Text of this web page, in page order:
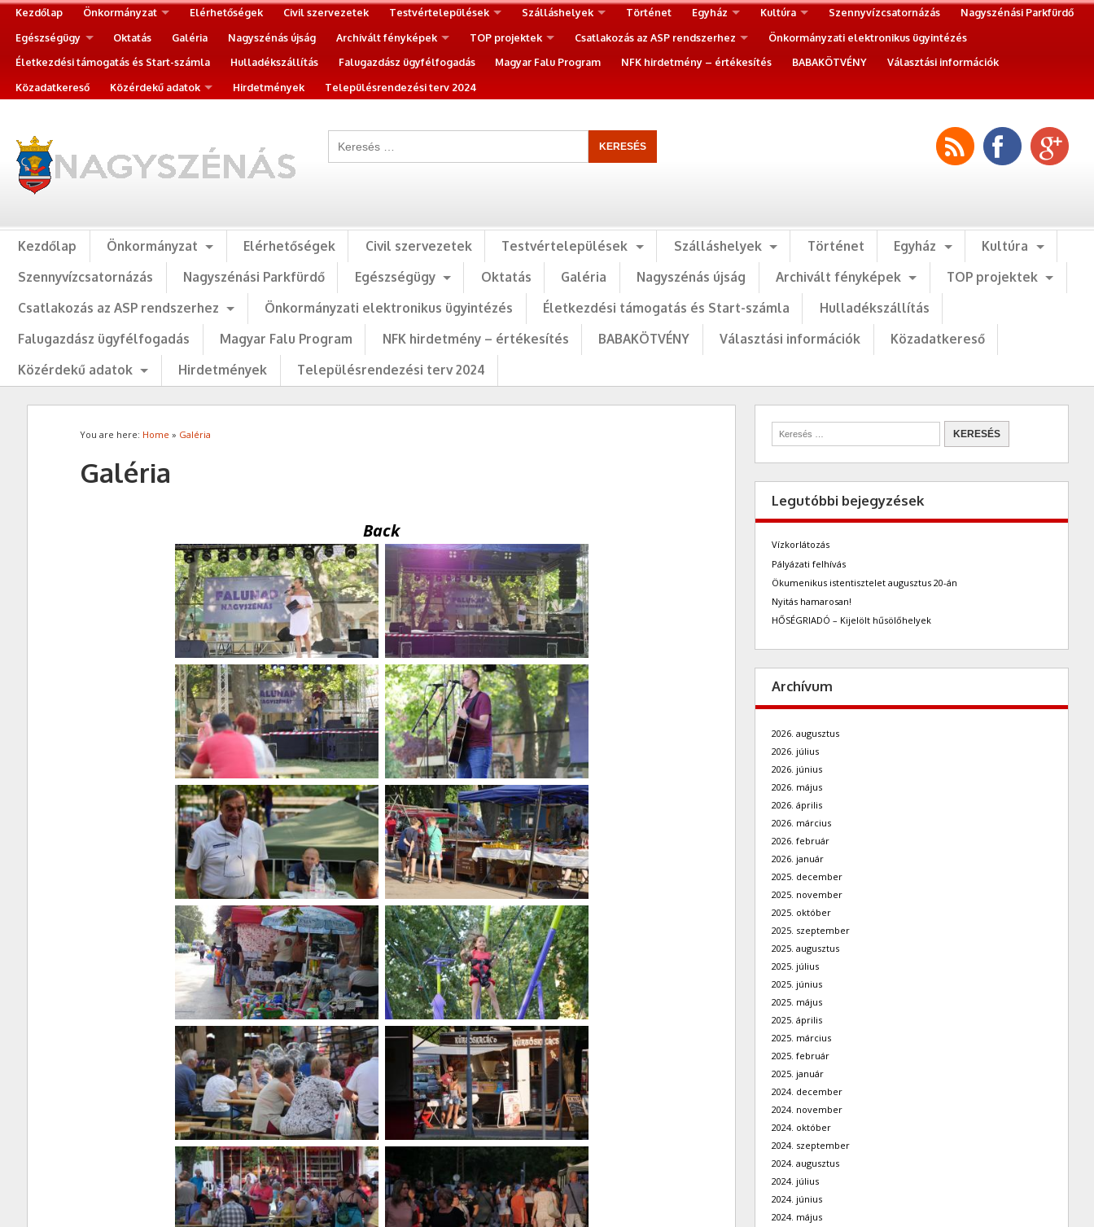
Kezdőlap Önkormányzat Elérhetőségek Civil szervezetek Testvértelepülések Szálláshelyek Történet Egyház Kultúra Szennyvízcsatornázás
Nagyszénási Parkfürdő
Egészségügy
Oktatás Galéria Nagyszénás újság Archivált fényképek TOP projektek Csatlakozás az ASP rendszerhez
Önkormányzati elektronikus ügyintézés
Életkezdési támogatás és Start-számla
Hulladékszállítás Falugazdász ügyfélfogadás Magyar Falu Program NFK hirdetmény – értékesítés BABAKÖTVÉNY
Választási információk
Közadatkereső
Közérdekű adatok Hirdetmények Településrendezési terv 2024
Kezdőlap Önkormányzat Elérhetőségek Civil szervezetek Testvértelepülések Szálláshelyek Történet Egyház
Kultúra
Szennyvízcsatornázás
Nagyszénási Parkfürdő Egészségügy Oktatás Galéria Nagyszénás újság Archivált fényképek
TOP projektek
Csatlakozás az ASP rendszerhez
Önkormányzati elektronikus ügyintézés Életkezdési támogatás és Start-számla
Hulladékszállítás
Falugazdász ügyfélfogadás
Magyar Falu Program NFK hirdetmény – értékesítés BABAKÖTVÉNY Választási információk
Közadatkereső
Közérdekű adatok
Hirdetmények Településrendezési terv 2024
You are here: Home » Galéria
Galéria
Back
Legutóbbi bejegyzések
Vízkorlátozás
Pályázati felhívás
Ökumenikus istentisztelet augusztus 20-án
Nyitás hamarosan!
HŐSÉGRIADÓ – Kijelölt hűsölőhelyek
Archívum
2026. augusztus
2026. július
2026. június
2026. május
2026. április
2026. március
2026. február
2026. január
2025. december
2025. november
2025. október
2025. szeptember
2025. augusztus
2025. július
2025. június
2025. május
2025. április
2025. március
2025. február
2025. január
2024. december
2024. november
2024. október
2024. szeptember
2024. augusztus
2024. július
2024. június
2024. május